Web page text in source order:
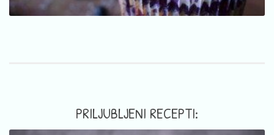
PRILJUBLJENI RECEPTI: